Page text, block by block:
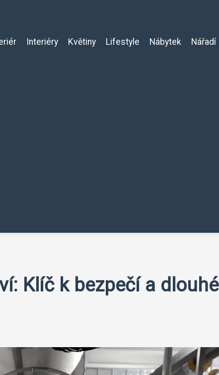
Interiéry Květiny Lifestyle Nábytek Nářadí
Klíč k bezpečí a dlouhé